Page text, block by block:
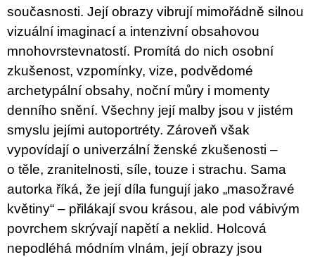
současnosti. Její obrazy vibrují mimořádně silnou
vizuální imaginací a intenzivní obsahovou
mnohovrstevnatostí. Promítá do nich osobní
zkušenost, vzpomínky, vize, podvědomé
archetypální obsahy, noční můry i momenty
denního snění. Všechny její malby jsou v jistém
smyslu jejími autoportréty. Zároveň však
vypovídají o univerzální ženské zkušenosti –
o těle, zranitelnosti, síle, touze i strachu. Sama
autorka říká, že její díla fungují jako „masožravé
květiny“ – přilákají svou krásou, ale pod vábivým
povrchem skrývají napětí a neklid. Holcová
nepodléhá módním vlnám, její obrazy jsou
JMÉNO
380
Kč